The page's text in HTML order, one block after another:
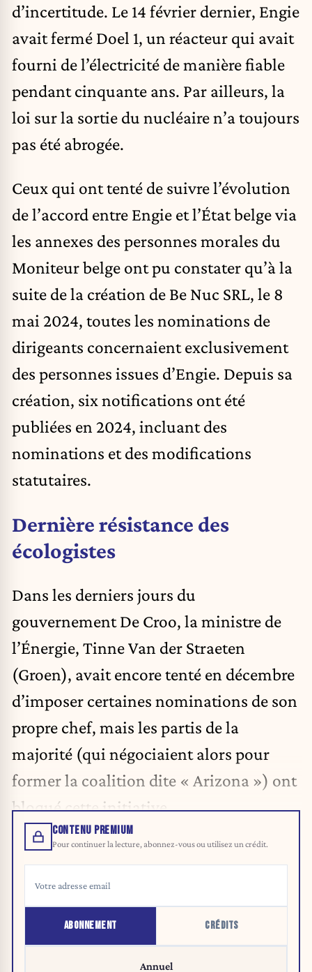
d’incertitude. Le 14 février dernier, Engie
avait fermé Doel 1, un réacteur qui avait
fourni de l’électricité de manière fiable
pendant cinquante ans. Par ailleurs, la
loi sur la sortie du nucléaire n’a toujours
pas été abrogée.
Ceux qui ont tenté de suivre l’évolution
de l’accord entre Engie et l’État belge via
les annexes des personnes morales du
Moniteur belge ont pu constater qu’à la
suite de la création de Be Nuc SRL, le 8
mai 2024, toutes les nominations de
dirigeants concernaient exclusivement
des personnes issues d’Engie. Depuis sa
création, six notifications ont été
publiées en 2024, incluant des
nominations et des modifications
statutaires.
Dernière résistance des
écologistes
Dans les derniers jours du
gouvernement De Croo, la ministre de
l’Énergie, Tinne Van der Straeten
(Groen), avait encore tenté en décembre
d’imposer certaines nominations de son
propre chef, mais les partis de la
majorité (qui négociaient alors pour
former la coalition dite « Arizona ») ont
bloqué cette initiative.
CONTENU PREMIUM
Pour continuer la lecture, abonnez-vous ou utilisez un crédit.
ABONNEMENT CRÉDITS
Annuel